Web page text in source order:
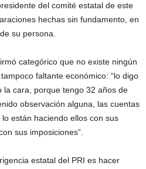
del comité estatal de este
hechas sin fundamento, en
su persona.
categórico que no existe ningún
faltante económico: “lo digo
la cara, porque tengo 32 años de
observación alguna, las cuentas
están haciendo ellos con sus
sus imposiciones”.
estatal del PRI es hacer